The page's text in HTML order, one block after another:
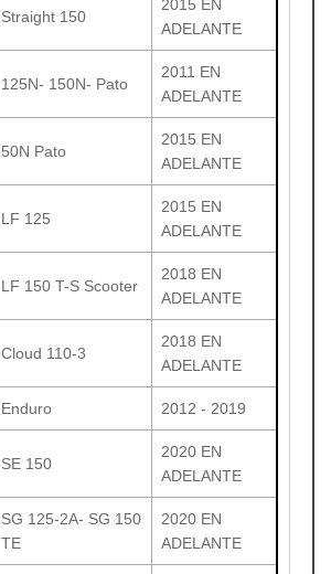
Straight 150
2015 EN
ADELANTE
125N- 150N- Pato
2011 EN
ADELANTE
50N Pato
2015 EN
ADELANTE
LF 125
2015 EN
ADELANTE
LF 150 T-S Scooter
2018 EN
ADELANTE
Cloud 110-3
2018 EN
ADELANTE
Enduro 2012 - 2019
SE 150
2020 EN
ADELANTE
SG 125-2A- SG 150
TE
2020 EN
ADELANTE